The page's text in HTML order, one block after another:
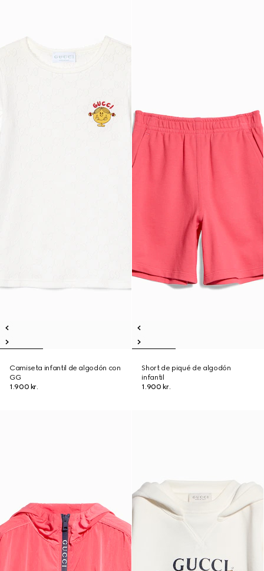
Camiseta infantil de algodón con
GG
1.900 kr.
Short de piqué de algodón
infantil
1.900 kr.